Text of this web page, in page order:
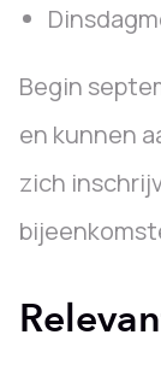
Begin
en kunnen
zich